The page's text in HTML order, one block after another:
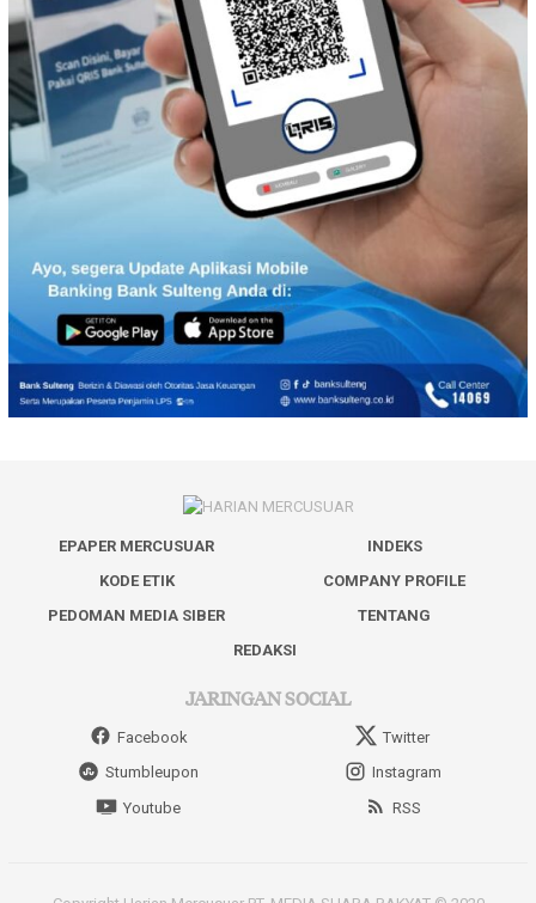
EPAPER MERCUSUAR
INDEKS
KODE ETIK
COMPANY PROFILE
PEDOMAN MEDIA SIBER
TENTANG
REDAKSI
JARINGAN SOCIAL
Facebook
Twitter
Stumbleupon
Instagram
Youtube
RSS